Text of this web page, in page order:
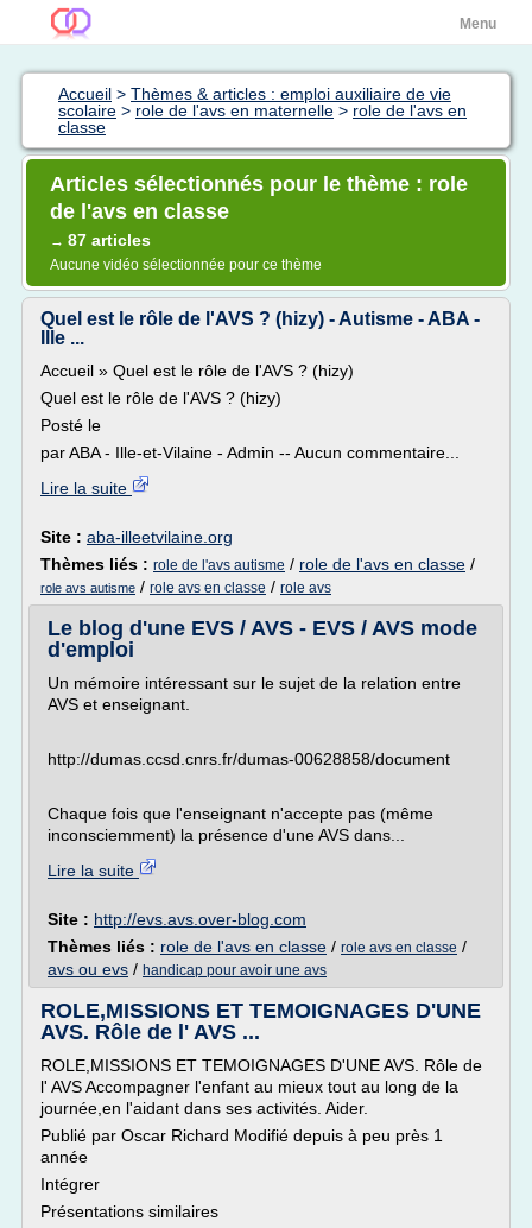
Menu
Accueil > Thèmes & articles : emploi auxiliaire de vie
scolaire > role de l'avs en maternelle > role de l'avs en
classe
Articles sélectionnés pour le thème : role
de l'avs en classe
→ 87 articles
Aucune vidéo sélectionnée pour ce thème
Quel est le rôle de l'AVS ? (hizy) - Autisme - ABA -
Ille ...
Accueil » Quel est le rôle de l'AVS ? (hizy)
Quel est le rôle de l'AVS ? (hizy)
Posté le
par ABA - Ille-et-Vilaine - Admin -- Aucun commentaire...
Lire la suite
Site : aba-illeetvilaine.org
Thèmes liés : role de l'avs autisme / role de l'avs en classe /
role avs autisme / role avs en classe / role avs
Le blog d'une EVS / AVS - EVS / AVS mode
d'emploi
Un mémoire intéressant sur le sujet de la relation entre
AVS et enseignant.
http://dumas.ccsd.cnrs.fr/dumas-00628858/document
Chaque fois que l'enseignant n'accepte pas (même
inconsciemment) la présence d'une AVS dans...
Lire la suite
Site : http://evs.avs.over-blog.com
Thèmes liés : role de l'avs en classe / role avs en classe /
avs ou evs / handicap pour avoir une avs
ROLE,MISSIONS ET TEMOIGNAGES D'UNE
AVS. Rôle de l' AVS ...
ROLE,MISSIONS ET TEMOIGNAGES D'UNE AVS. Rôle de
l' AVS Accompagner l'enfant au mieux tout au long de la
journée,en l'aidant dans ses activités. Aider.
Publié par Oscar Richard Modifié depuis à peu près 1
année
Intégrer
Présentations similaires